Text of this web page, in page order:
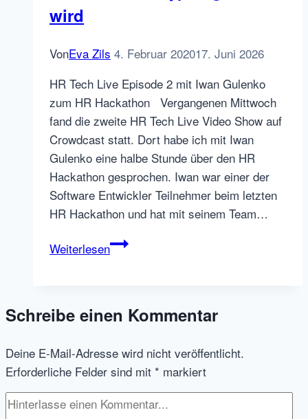
Anzeigenpreismodell
„Surge
Pricing“
wird
VonEva Zils 4. Februar 202017. Juni 2026
HR Tech Live Episode 2 mit Iwan Gulenko
zum HR Hackathon Vergangenen Mittwoch
fand die zweite HR Tech Live Video Show auf
Crowdcast statt. Dort habe ich mit Iwan
Gulenko eine halbe Stunde über den HR
Hackathon gesprochen. Iwan war einer der
Software Entwickler Teilnehmer beim letzten
HR Hackathon und hat mit seinem Team…
WeiterlesenDer
Sicht
Software
Entwicklers:
agile
Benefits
Schreibe einen Kommentar
Deine E-Mail-Adresse wird nicht veröffentlicht.
Erforderliche Felder sind mit * markiert